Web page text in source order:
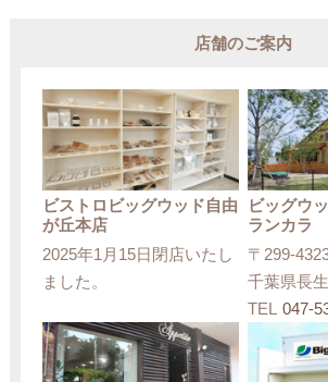
店舗のご案内
ビストロビッグウッド自由
が丘本店
2025年1月15日閉店いたし
ました。
ビッグウ
ランカラ
〒299-
千葉県長
TEL 047-